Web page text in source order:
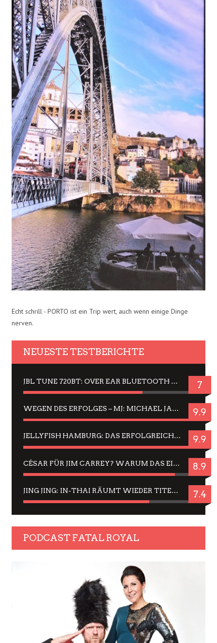
Echt schrill - PORTO ist ein Trip wert, auch wenn einige Dinge
nerven.
NEUESTE TESTBERICHTE
JBL TUNE 720BT: OVER EAR BLUETOOTH KOPFHÖRER UM DIE 50,-€ IM DAUER-TEST 7
WEGEN DES ERFOLGES – MJ: MICHAEL JACKSON MUSICAL IN EINER MATINEE SEHEN 9.9
JELLYFISH HAMBURG: DAS ERFOLGREICHE SOMMER-MENÜ 2025 IN GEFÜHLEN UND BILDERN 9.9
CÉSAR FÜR JIM CARREY? WARUM DAS EINER DER NERVIGSTEN ACTORS IST UND BLEIBT 8.9
JING JING: IN-THAI RÄUMT WIEDER TITEL AB – EIN ZWEI-STUNDEN-ERLEBNISBERICHT 7.4
PODCAST FATAL ROYAL